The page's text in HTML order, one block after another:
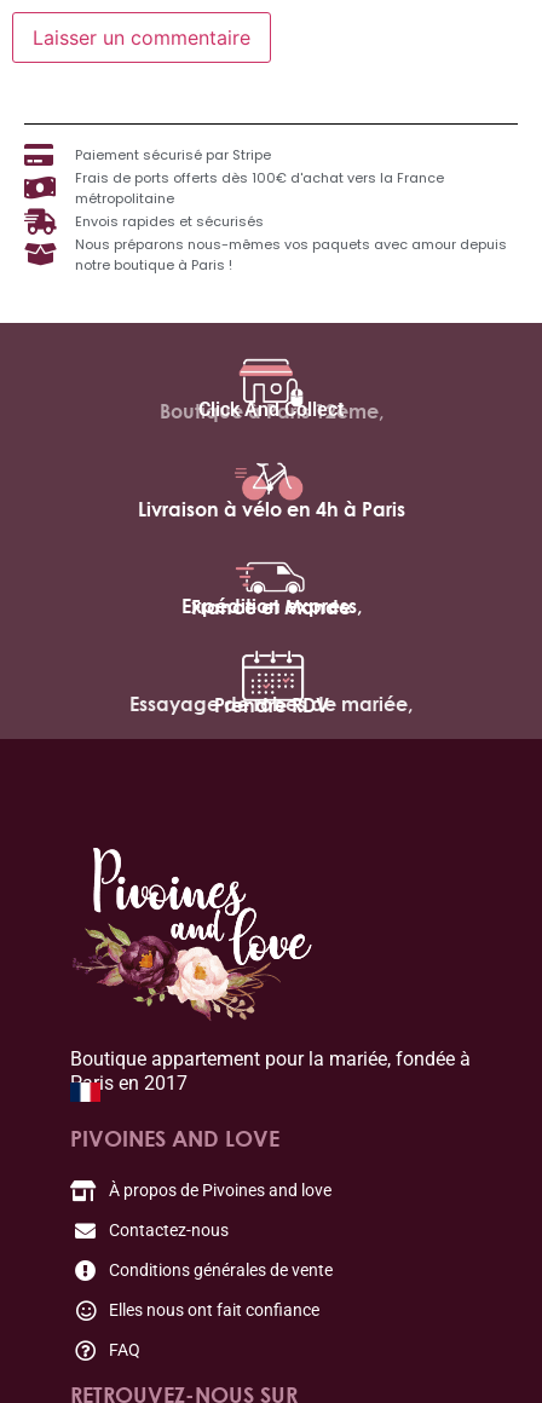
Paiement sécurisé par Stripe
Frais de ports offerts dès 100€ d'achat vers la France
métropolitaine
Envois rapides et sécurisés
Nous préparons nous-mêmes vos paquets avec amour depuis
notre boutique à Paris !
Click And Collect
Boutique à Paris 12ème,
Livraison à vélo en 4h à Paris
Expédition express,
France et Monde
Essayage de robes de mariée,
Prendre RDV
Boutique appartement pour la mariée, fondée à
Paris en 2017
PIVOINES AND LOVE
À propos de Pivoines and love
Contactez-nous
Conditions générales de vente
Elles nous ont fait confiance
FAQ
RETROUVEZ-NOUS SUR